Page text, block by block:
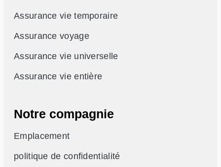
Assurance vie temporaire
Assurance voyage
Assurance vie universelle
Assurance vie entière
Notre compagnie
Emplacement
politique de confidentialité